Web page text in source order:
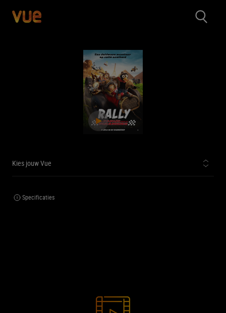
Kies jouw Vue
Specificaties